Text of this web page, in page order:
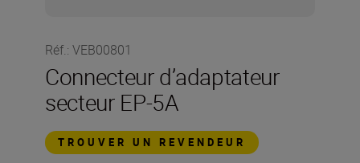
Réf.: VEB00801
Connecteur d’adaptateur
secteur EP-5A
TROUVER UN REVENDEUR